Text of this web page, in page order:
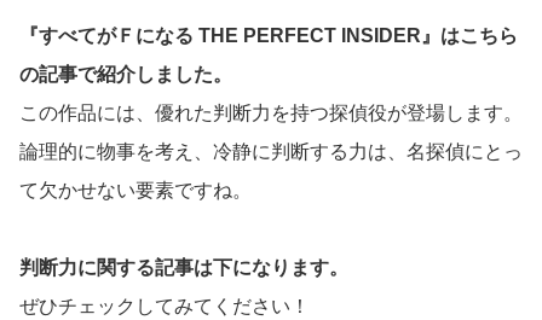
『すべてがＦになる THE PERFECT INSIDER』はこちら
の記事で紹介しました。
この作品には、優れた判断力を持つ探偵役が登場します。
論理的に物事を考え、冷静に判断する力は、名探偵にとっ
て欠かせない要素ですね。
判断力に関する記事は下になります。
ぜひチェックしてみてください！